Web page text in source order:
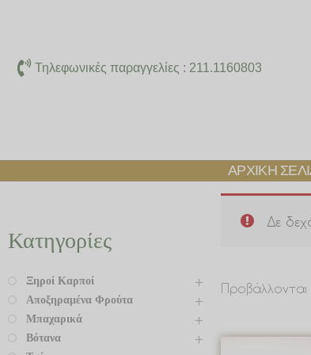
περιεχόμενο
Τηλεφωνικές παραγγελίες : 211.1160803
ΑΡΧΙΚΉ
Κατηγορίες
Ξηροί Καρποί
Αποξηραμένα Φρούτα
Μπαχαρικά
Βότανα
Δε